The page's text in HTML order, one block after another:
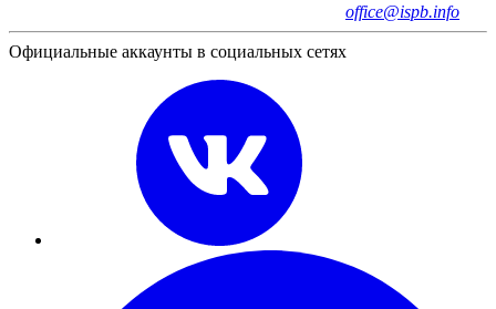
office@ispb.info
Официальные аккаунты в социальных сетях